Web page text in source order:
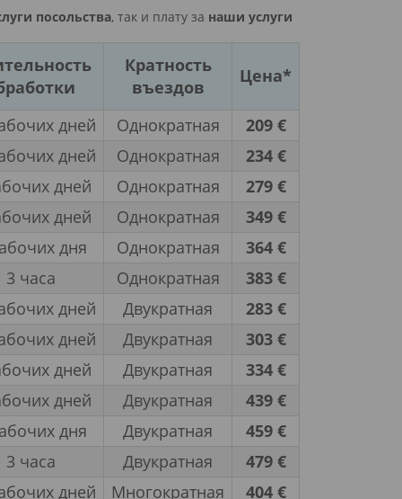
посольства, так и плату за наши услуги
Кратность
въездов
Цена*
дней Однократная
209 €
дней
Однократная
234 €
дней
Однократная
279 €
дней
Однократная
349 €
дня
Однократная
364 €
3 часа
Однократная
383 €
дней
Двукратная
283 €
дней
Двукратная
303 €
дней
Двукратная
334 €
дней
Двукратная
439 €
дня
Двукратная
459 €
3 часа
Двукратная
479 €
дней
Многократная 404 €